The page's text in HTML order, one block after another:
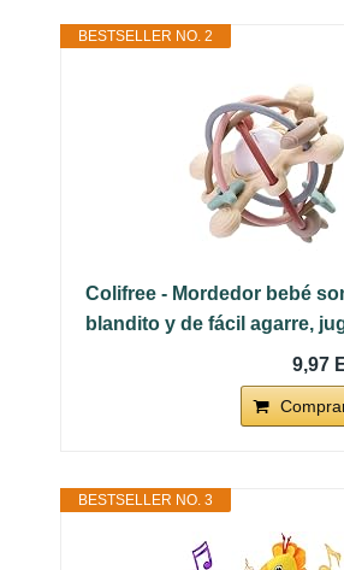
BESTSELLER NO. 2
Colifree - Mordedor bebé
blandito y de fácil agarre,
9,97
BESTSELLER NO. 3